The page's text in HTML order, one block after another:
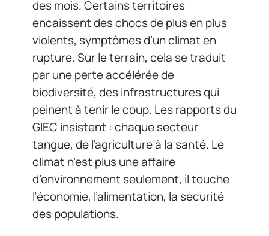
des mois. Certains territoires
encaissent des chocs de plus en plus
violents, symptômes d’un climat en
rupture. Sur le terrain, cela se traduit
par une perte accélérée de
biodiversité, des infrastructures qui
peinent à tenir le coup. Les rapports du
GIEC insistent : chaque secteur
tangue, de l’agriculture à la santé. Le
climat n’est plus une affaire
d’environnement seulement, il touche
l’économie, l’alimentation, la sécurité
des populations.